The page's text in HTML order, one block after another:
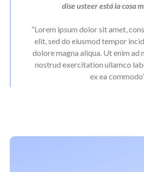
dise usteer está la cosa
“Lorem ipsum dolor sit amet,
elit, sed do eiusmod tempor
dolore magna aliqua. Ut enim ad
nostrud exercitation ullamco
ex ea